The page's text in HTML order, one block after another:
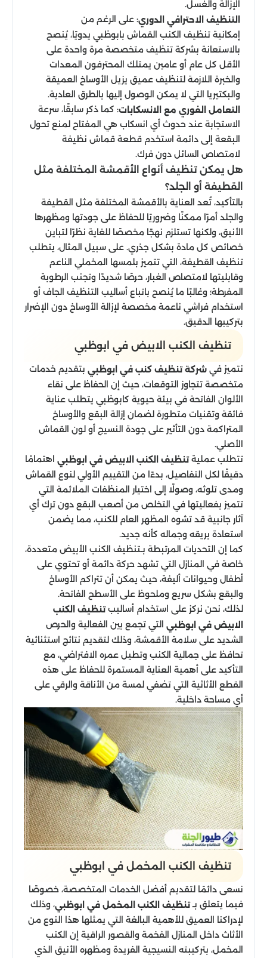
الإزالة والغسل.
التنظيف الاحترافي الدوري: على الرغم من
إمكانية تنظيف الكنب القماش بابوظبي يدويًا، يُنصح
بالاستعانة بشركة تنظيف متخصصة مرة واحدة على
الأقل كل عام أو عامين يمتلك المحترفون المعدات
والخبرة اللازمة لتنظيف عميق يزيل الأوساخ العميقة
والبكتيريا التي لا يمكن الوصول إليها بالطرق العادية.
التعامل الفوري مع الانسكابات: كما ذكر سابقًا، سرعة
الاستجابة عند حدوث أي انسكاب هي المفتاح لمنع تحول
البقعة إلى دائمة استخدم قطعة قماش نظيفة
لامتصاص السائل دون فرك.
هل يمكن تنظيف أنواع الأقمشة المختلفة مثل
القطيفة أو الجلد؟
بالتأكيد، تُعد العناية بالأقمشة المختلفة مثل القطيفة
والجلد أمرًا ممكنًا وضروريًا للحفاظ على جودتها ومظهرها
الأنيق، ولكنها تستلزم نهجًا مخصصًا للغاية نظرًا لتباين
خصائص كل مادة بشكل جذري. على سبيل المثال، يتطلب
تنظيف القطيفة، التي تتميز بلمسها المخملي الناعم
وقابليتها لامتصاص الغبار، حرصًا شديدًا وتجنب الرطوبة
المفرطة؛ وغالبًا ما يُنصح باتباع أساليب التنظيف الجاف أو
استخدام فراشي ناعمة مخصصة لإزالة الأوساخ دون الإضرار
بتركيبها الدقيق.
تنظيف الكنب الابيض في ابوظبي
نتميز في شركة تنظيف كنب في ابوظبي بتقديم خدمات
متخصصة تتجاوز التوقعات، حيث إن الحفاظ على نقاء
الألوان الفاتحة في بيئة حيوية كابوظبي يتطلب عناية
فائقة وتقنيات متطورة لضمان إزالة البقع والأوساخ
المتراكمة دون التأثير على جودة النسيج أو لون القماش
الأصلي.
تتطلب عمليةتنظيف الكنب الابيض في ابوظبي اهتمامًا
دقيقًا لكل التفاصيل، بدءًا من التقييم الأولي لنوع القماش
ومدى تلوثه، وصولًا إلى اختيار المنظفات الملائمة التي
تتميز بفعاليتها في التخلص من أصعب البقع دون ترك أي
آثار جانبية قد تشوه المظهر العام للكنب، مما يضمن
استعادة بريقه وجماله كأنه جديد.
كما إن التحديات المرتبطة بـتنظيف الكنب الأبيض متعددة،
خاصة في المنازل التي تشهد حركة دائمة أو تحتوي على
أطفال وحيوانات أليفة، حيث يمكن أن تتراكم الأوساخ
والبقع بشكل سريع وملحوظ على الأسطح الفاتحة.
لذلك، نحن نركز على استخدام أساليبتنظيف الكنب
الابيض في ابوظبي التي تجمع بين الفعالية والحرص
الشديد على سلامة الأقمشة، وذلك لتقديم نتائج استثنائية
تحافظ على جمالية الكنب وتطيل عمره الافتراضي، مع
التأكيد على أهمية العناية المستمرة للحفاظ على هذه
القطع الأثاثية التي تضفي لمسة من الأناقة والرقي على
أي مساحة داخلية.
تنظيف الكنب المخمل في ابوظبي
نسعى دائمًا لتقديم أفضل الخدمات المتخصصة، خصوصًا
فيما يتعلق بـتنظيف الكنب المخمل في ابوظبي، وذلك
لإدراكنا العميق للأهمية البالغة التي يمثلها هذا النوع من
الأثاث داخل المنازل الفخمة والقصور الراقية إن الكنب
المخمل، بتركيبته النسيجية الفريدة ومظهره الأنيق الذي